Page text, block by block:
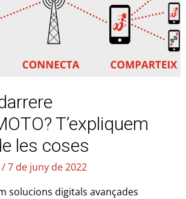
T’expliquem
les coses
/7 de juny de 2022
solucions digitals avançades